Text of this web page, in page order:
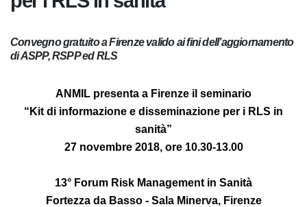
per i RLS in sanità
Convegno gratuito a Firenze valido ai fini
dell’aggiornamento di ASPP, RSPP ed RLS
ANMIL presenta a Firenze il seminario
“Kit di informazione e disseminazione per i RLS in
sanità”
27 novembre 2018, ore 10.30-13.00
13° Forum Risk Management in Sanità